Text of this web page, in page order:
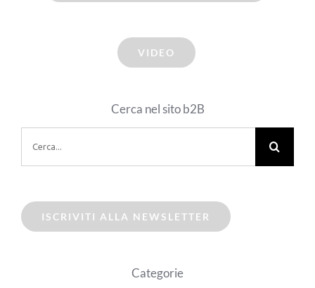
VIDEO
Cerca nel sito b2B
per:
ISCRIVITI ALLA NEWSLETTER
Categorie